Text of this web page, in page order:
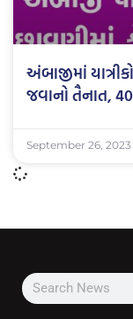
અંબાજીમાં
જવાનો તૈનાત,
September 26, 2023